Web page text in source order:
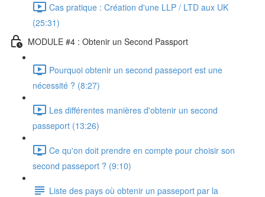
Cas pratique : Création d'une LLP / LTD aux UK
(25:31)
MODULE #4 : Obtenir un Second Passport
Pourquoi obtenir un second passeport est une
nécessité ? (8:27)
Les différentes manières d'obtenir un second
passeport (13:26)
Ce qu'on doit prendre en compte pour choisir son
second passeport ? (9:10)
Liste des pays où obtenir un passeport par la